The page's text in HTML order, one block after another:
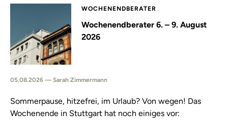
WOCHENENDBERATER
Wochenendberater 6. – 9. August
2026
05.08.2026 — Sarah Zimmermann
Sommerpause, hitzefrei, im Urlaub? Von wegen! Das
Wochenende in Stuttgart hat noch einiges vor: